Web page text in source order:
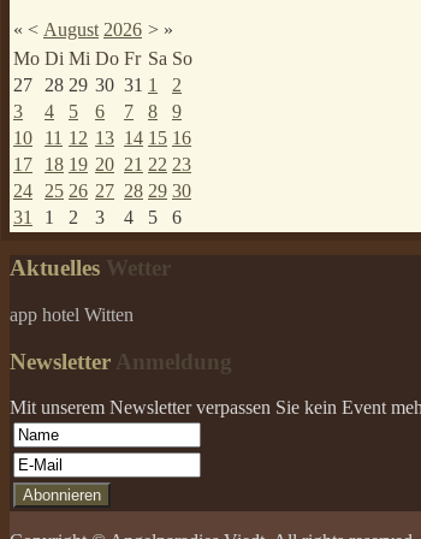
« < August 2026 > »
Mo Di Mi Do Fr Sa So
27 28 29 30 31 1
2
3
4 5 6 7 8
9
10
11 12 13 14 15 16
17
18 19 20 21 22 23
24 25 26 27 28 29 30
31
1 2 3 4 5 6
Aktuelles Wetter
app hotel Witten
Newsletter Anmeldung
Mit unserem Newsletter verpassen Sie kein Event